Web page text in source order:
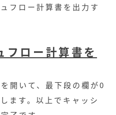
フロー計算書を出力す
フロー計算書を
開いて、最下段の欄が0
ます。以上でキャッシ